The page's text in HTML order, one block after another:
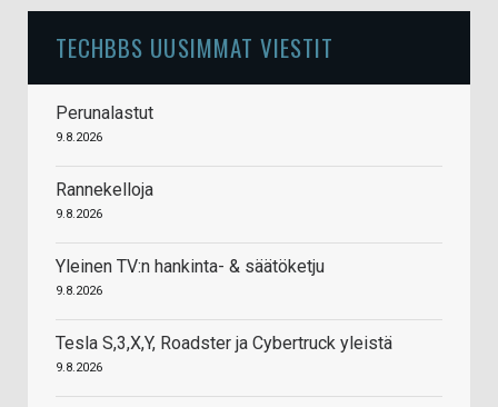
TECHBBS UUSIMMAT VIESTIT
Perunalastut
9.8.2026
Rannekelloja
9.8.2026
Yleinen TV:n hankinta- & säätöketju
9.8.2026
Tesla S,3,X,Y, Roadster ja Cybertruck yleistä
9.8.2026